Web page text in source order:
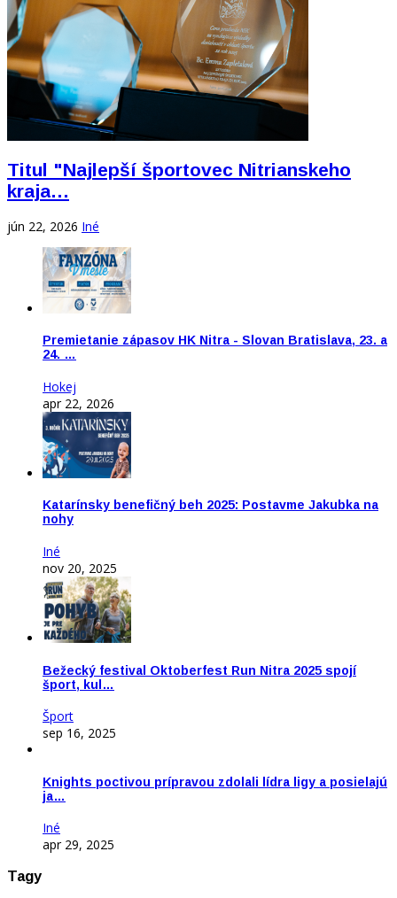
Titul "Najlepší športovec Nitrianskeho
kraja…
jún 22, 2026 Iné
Premietanie zápasov HK Nitra - Slovan Bratislava, 23. a
24. …
Hokej
apr 22, 2026
Katarínsky benefičný beh 2025: Postavme Jakubka na
nohy
Iné
nov 20, 2025
Bežecký festival Oktoberfest Run Nitra 2025 spojí
šport, kul…
Šport
sep 16, 2025
Knights poctivou prípravou zdolali lídra ligy a posielajú
ja…
Iné
apr 29, 2025
Tagy